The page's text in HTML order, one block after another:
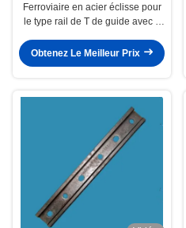
Ferroviaire en acier éclisse pour
le type rail de T de guide avec 4
Obtenez Le Meilleur Prix